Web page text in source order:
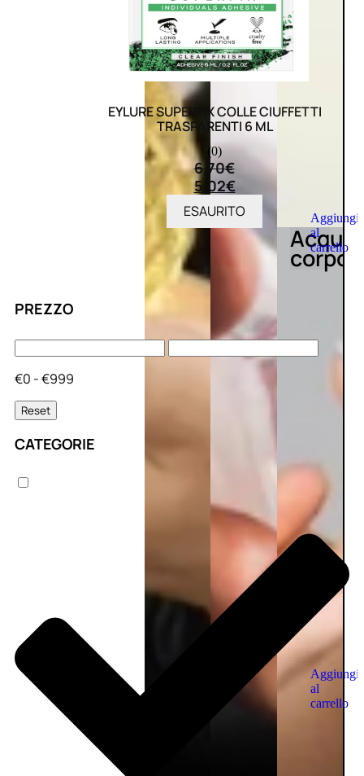
Acqua
corpo
Aggiungi
al
carrello
Aggiungi
al
carrello
PREZZO
€0 - €999
Reset
CATEGORIE
EYLURE SUPERFIX COLLE CIUFFETTI
TRASPARENTI 6 ML
(0)
6,70€
5,02€
ESAURITO